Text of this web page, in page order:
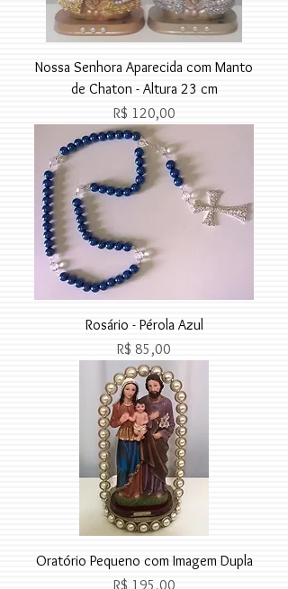
Nossa Senhora Aparecida com Manto
de Chaton - Altura 23 cm
Preço
R$ 120,00
Rosário - Pérola Azul
Preço
R$ 85,00
Oratório Pequeno com Imagem Dupla
Preço
R$ 195,00